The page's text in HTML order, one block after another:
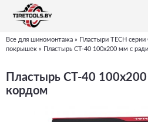
Вы
Все для шиномонтажа » Пластыри TECH
покрышек » Пластырь СТ-40 100х200 мм с
Пластырь СТ-40
кордом